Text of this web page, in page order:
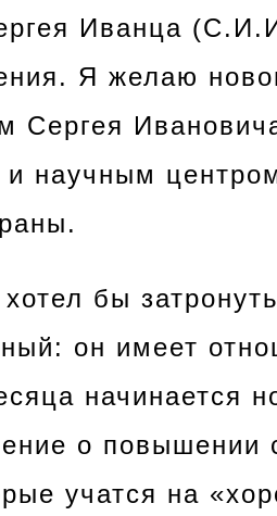
Иванца
Я желаю
Сергея
научным
бы
он имеет
начинается
о повышении
учатся на